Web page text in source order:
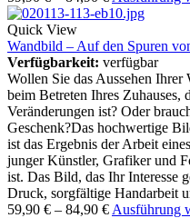
Quick View
Wandbild – Auf den Spuren
Verfügbarkeit: verfügbar
Wollen Sie das Aussehen
beim Betreten Ihres Zuhauses,
Veränderungen ist? Oder
Geschenk?Das hochwertige
ist das Ergebnis der Arbeit
junger Künstler, Grafiker und
ist. Das Bild, das Ihr Interesse
Druck, sorgfältige Handarbeit
59,90 € – 84,90 € Ausführung